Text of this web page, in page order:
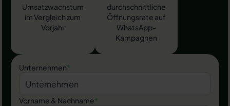
Umsatzwachstum
im Vergleich zum
Vorjahr
durchschnittliche
Öffnungsrate auf
WhatsApp-
Kampagnen
Unternehmen*
Vorname & Nachname*